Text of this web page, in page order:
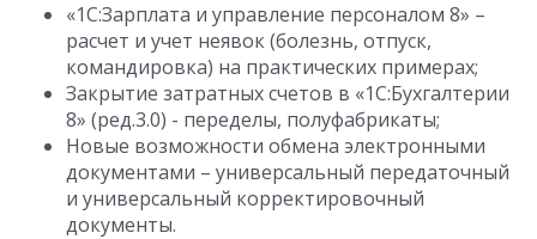
«1С:Зарплата и управление персоналом 8» –
расчет и учет неявок (болезнь, отпуск,
командировка) на практических примерах;
Закрытие затратных счетов в «1С:Бухгалтерии
8» (ред.3.0) - переделы, полуфабрикаты;
Новые возможности обмена электронными
документами – универсальный передаточный
и универсальный корректировочный
документы.